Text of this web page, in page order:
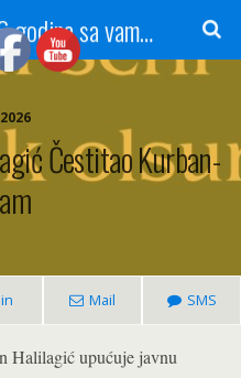
Radio Gradačac - 56 godina sa vama...
Čestitao Kurban-
Mail SMS
Halilagić upućuje javnu